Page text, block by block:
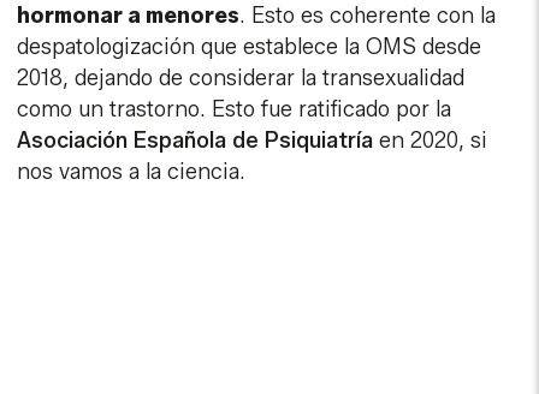
hormonar a menores. Esto es coherente con la
despatologización que establece la OMS desde
2018, dejando de considerar la transexualidad
como un trastorno. Esto fue ratificado por la
Asociación Española de Psiquiatría en 2020, si
nos vamos a la ciencia.